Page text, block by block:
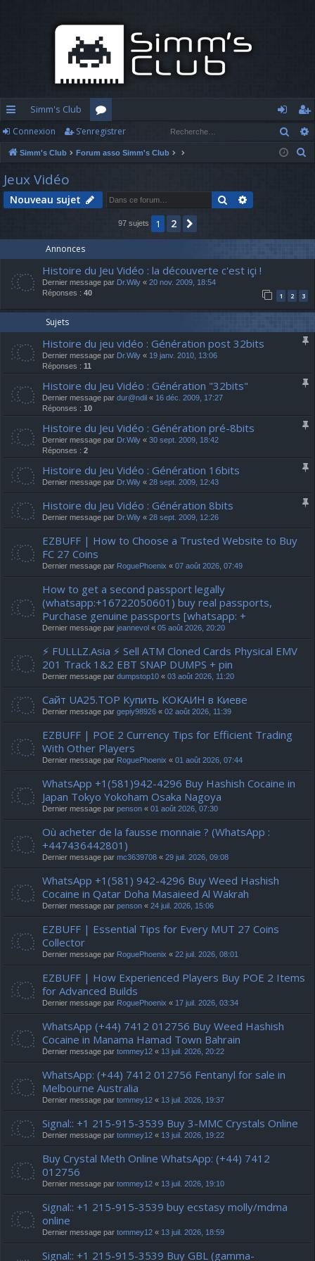
cc
ès
ra
pi
Simm's Club
or
u
o
n
’e
nr
Connexion S’enregistrer
Simm's Club Forum asso Simm's Club
h
r
Jeux Vidéo
Nouveau sujet Rechercher
97 sujets 1 2
Annonces
Histoire du Jeu Vidéo : la découverte c'est içi !
Dernier message par Dr.Wily « 20 nov. 2009, 18:54
Réponses : 40 1 2 3
Sujets
Histoire du jeu vidéo : Génération post 32bits
Dernier message par Dr.Wily « 19 janv. 2010, 13:06
Réponses : 11
Histoire du Jeu Vidéo : Génération "32bits"
Dernier message par dur@ndil « 16 déc. 2009, 17:27
Réponses : 10
Histoire du Jeu Vidéo : Génération pré-8bits
Dernier message par Dr.Wily « 30 sept. 2009, 18:42
Réponses : 2
Histoire du Jeu Vidéo : Génération 16bits
Dernier message par Dr.Wily « 28 sept. 2009, 12:43
Histoire du Jeu Vidéo : Génération 8bits
Dernier message par Dr.Wily « 28 sept. 2009, 12:26
EZBUFF | How to Choose a Trusted Website to Buy
FC 27 Coins
Dernier message par RoguePhoenix « 07 août 2026, 07:49
How to get a second passport legally
(whatsapp:+16722050601) buy real passports,
Purchase genuine passports [whatsapp: +
Dernier message par jeannevol « 05 août 2026, 20:20
⚡ FULLLZ.Asia ⚡ Sell ATM Cloned Cards Physical EMV
201 Track 1&2 EBT SNAP DUMPS + pin
Dernier message par dumpstop10 « 03 août 2026, 11:20
Сайт UA25.TOP Купить КОКАИН в Киеве
Dernier message par gepiy98926 « 02 août 2026, 11:39
EZBUFF | POE 2 Currency Tips for Efficient Trading
With Other Players
Dernier message par RoguePhoenix « 01 août 2026, 07:44
WhatsApp +1(581)942-4296 Buy Hashish Cocaine in
Japan Tokyo Yokoham Osaka Nagoya
Dernier message par penson « 01 août 2026, 07:30
Où acheter de la fausse monnaie ? (WhatsApp :
+447436442801)
Dernier message par mc3639708 « 29 juil. 2026, 09:08
WhatsApp +1(581) 942-4296 Buy Weed Hashish
Cocaine in Qatar Doha Masaieed Al Wakrah
Dernier message par penson « 24 juil. 2026, 15:06
EZBUFF | Essential Tips for Every MUT 27 Coins
Collector
Dernier message par RoguePhoenix « 22 juil. 2026, 08:01
EZBUFF | How Experienced Players Buy POE 2 Items
for Advanced Builds
Dernier message par RoguePhoenix « 17 juil. 2026, 03:34
WhatsApp (+44) 7412 012756 Buy Weed Hashish
Cocaine in Manama Hamad Town Bahrain
Dernier message par tommey12 « 13 juil. 2026, 20:22
WhatsApp: (+44) 7412 012756 Fentanyl for sale in
Melbourne Australia
Dernier message par tommey12 « 13 juil. 2026, 19:37
Signal:: +1 215-915-3539 Buy 3-MMC Crystals Online
Dernier message par tommey12 « 13 juil. 2026, 19:22
Buy Crystal Meth Online WhatsApp: (+44) 7412
012756
Dernier message par tommey12 « 13 juil. 2026, 19:10
Signal:: +1 215-915-3539 buy ecstasy molly/mdma
online
Dernier message par tommey12 « 13 juil. 2026, 18:59
Signal:: +1 215-915-3539 Buy GBL (gamma-